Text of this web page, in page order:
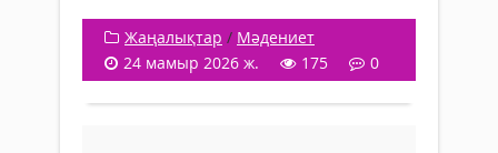
Жаңалықтар / Мәдениет
24 мамыр 2026 ж.
175 0